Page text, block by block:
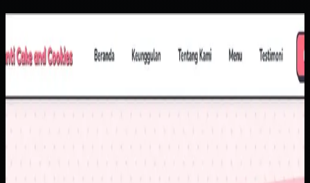
Yanti Cake & Cookies
produk. Di saat yang sama, brand membutuhkan tampilan